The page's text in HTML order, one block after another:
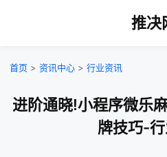
推决
首页 > 资讯中心 > 行业资讯
进阶通晓!小程序微乐
牌技巧-